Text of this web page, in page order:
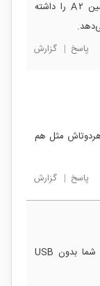
دیگر، اگر تغذیه ۱۲ ولت شما قابلیت تأمین ۲ A را داشته
پاسخ | گزارش
چی هست ؟ هردوتاش مثل هم
پاسخ | گزارش
سلام مدل اعلامی شما بدون USB